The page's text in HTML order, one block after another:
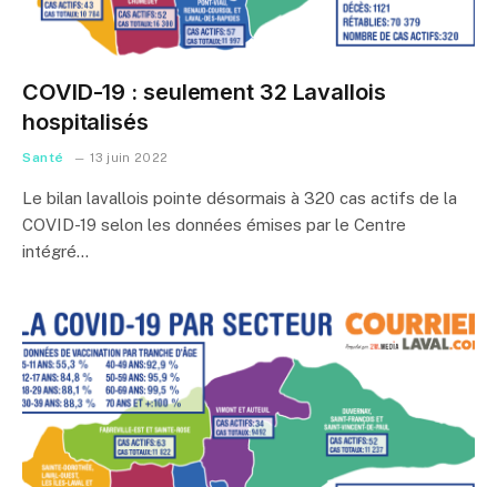
COVID-19 : seulement 32 Lavallois
hospitalisés
Santé 13 juin 2022
Le bilan lavallois pointe désormais à 320 cas actifs de la
COVID-19 selon les données émises par le Centre
intégré…